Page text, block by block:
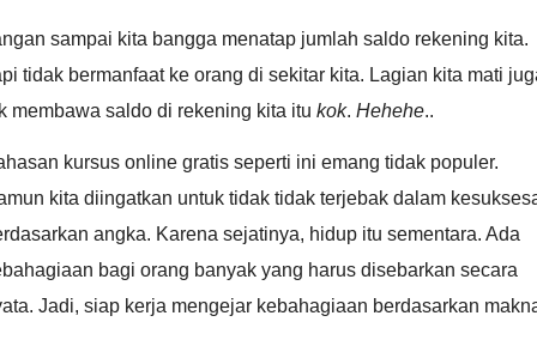
sampai kita bangga menatap jumlah saldo rekening kita.
tidak bermanfaat ke orang di sekitar kita. Lagian kita mati
membawa saldo di rekening kita itu kok. Hehehe..
kursus online gratis seperti ini emang tidak populer.
kita diingatkan untuk tidak tidak terjebak dalam
angka. Karena sejatinya, hidup itu sementara. Ada
bagi orang banyak yang harus disebarkan secara
Jadi, siap kerja mengejar kebahagiaan berdasarkan